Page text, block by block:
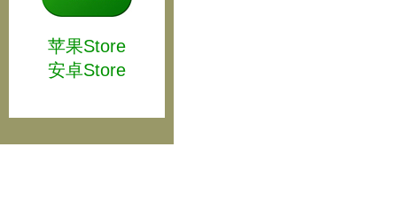
苹果Store
安卓Store